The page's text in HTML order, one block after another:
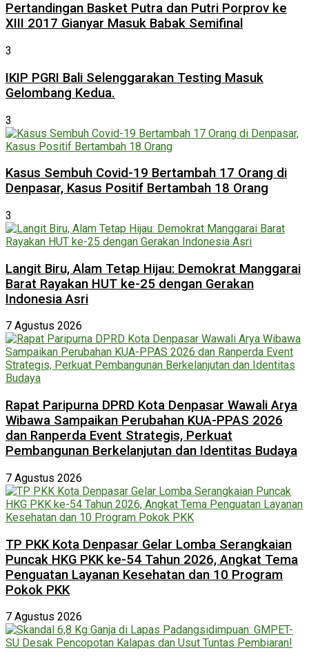
Pertandingan Basket Putra dan Putri Porprov ke
XIII 2017 Gianyar Masuk Babak Semifinal
3
IKIP PGRI Bali Selenggarakan Testing Masuk
Gelombang Kedua.
3
Kasus Sembuh Covid-19 Bertambah 17 Orang di
Denpasar, Kasus Positif Bertambah 18 Orang
3
Langit Biru, Alam Tetap Hijau: Demokrat Manggarai
Barat Rayakan HUT ke-25 dengan Gerakan
Indonesia Asri
7 Agustus 2026
Rapat Paripurna DPRD Kota Denpasar Wawali Arya
Wibawa Sampaikan Perubahan KUA-PPAS 2026
dan Ranperda Event Strategis, Perkuat
Pembangunan Berkelanjutan dan Identitas Budaya
7 Agustus 2026
TP PKK Kota Denpasar Gelar Lomba Serangkaian
Puncak HKG PKK ke-54 Tahun 2026, Angkat Tema
Penguatan Layanan Kesehatan dan 10 Program
Pokok PKK
7 Agustus 2026